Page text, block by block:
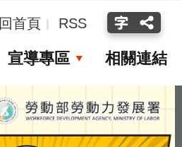
回首頁 RSS
宣導專區 相關連結